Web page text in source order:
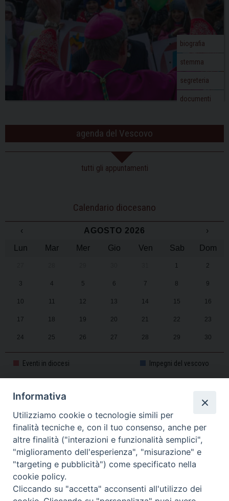
biografia
stemma
segreteria
documenti
agenda del Vescovo
tutti gli appuntamenti
Calendario diocesano
‹ AGOSTO 2026
›
Lun
Mar Mer Gio Ven Sab Dom
1 2
3 4 5 6 7 8 9
10 11 12 13 14 15 16
17 18 19 20 21 22 23
24 25 26 27 28 29 30
31 1 2 3 4 5 6
Eventi in diocesi Impegni del vescovo
CALENDARIO PASTORALE 2025-2026
Informativa
Utilizziamo cookie o tecnologie simili per
finalità tecniche e, con il tuo consenso, anche per
altre finalità ("interazioni e funzionalità semplici",
"miglioramento dell'esperienza", "misurazione" e
"targeting e pubblicità") come specificato nella
cookie policy.
Cliccando su "accetta" acconsenti all'utilizzo dei